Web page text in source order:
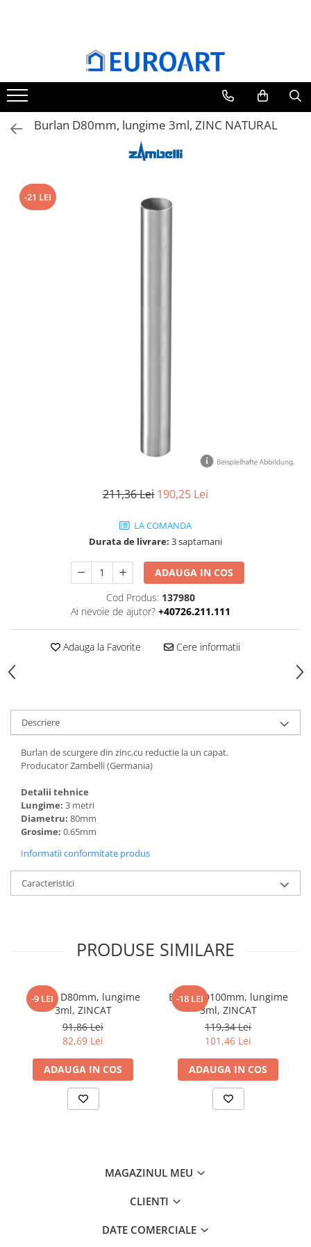
Burlan D80mm, lungime 3ml, ZINC NATURAL
-21 LEI
211,36 Lei 190,25 Lei
LA COMANDA
Durata de livrare: 3 saptamani
ADAUGA IN COS
Cod Produs: 137980
Ai nevoie de ajutor? +40726.211.111
Adauga la Favorite Cere informatii
Descriere
Burlan de scurgere din zinc,cu reductie la un capat.
Producator Zambelli (Germania)
Detalii tehnice
Lungime: 3 metri
Diametru: 80mm
Grosime: 0.65mm
Informatii conformitate produs
Caracteristici
PRODUSE SIMILARE
-9 LEI
Burlan D80mm, lungime
3ml, ZINCAT
91,86 Lei
82,69 Lei
ADAUGA IN COS
-18 LEI
Burlan D100mm, lungime
3ml, ZINCAT
119,34 Lei
101,46 Lei
ADAUGA IN COS
MAGAZINUL MEU
CLIENTI
DATE COMERCIALE